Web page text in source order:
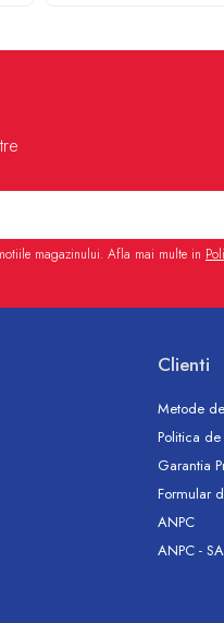
magazinului. Afla mai multe in
Clienti
Metode
Politica de
Garantia
Formular
ANPC
ANPC -